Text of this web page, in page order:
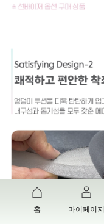
홈 마이페이지